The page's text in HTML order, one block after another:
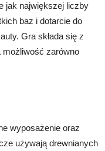
jak największej liczby
baz i dotarcie do
Gra składa się z
możliwość zarówno
wyposażenie oraz
używają drewnianych